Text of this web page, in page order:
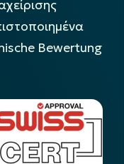
Bewertung